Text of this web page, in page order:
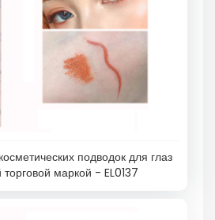
подводок для глаз
торговой маркой - EL0137